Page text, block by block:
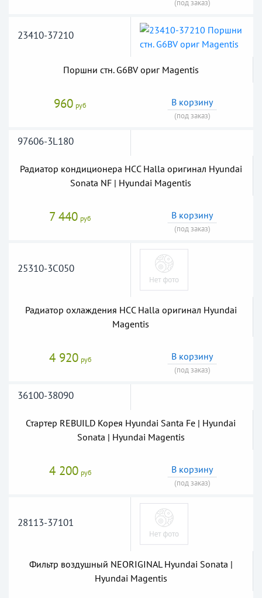
(под заказ)
23410-37210
Поршни стн. G6BV ориг Magentis
960 руб В корзину
(под заказ)
97606-3L180
Радиатор кондиционера HCC Halla оригинал Hyundai
Sonata NF | Hyundai Magentis
7 440 руб В корзину
(под заказ)
25310-3C050
Радиатор охлаждения HCC Halla оригинал Hyundai
Magentis
4 920 руб В корзину
(под заказ)
36100-38090
Стартер REBUILD Корея Hyundai Santa Fe | Hyundai
Sonata | Hyundai Magentis
4 200 руб В корзину
(под заказ)
28113-37101
Фильтр воздушный NEORIGINAL Hyundai Sonata |
Hyundai Magentis